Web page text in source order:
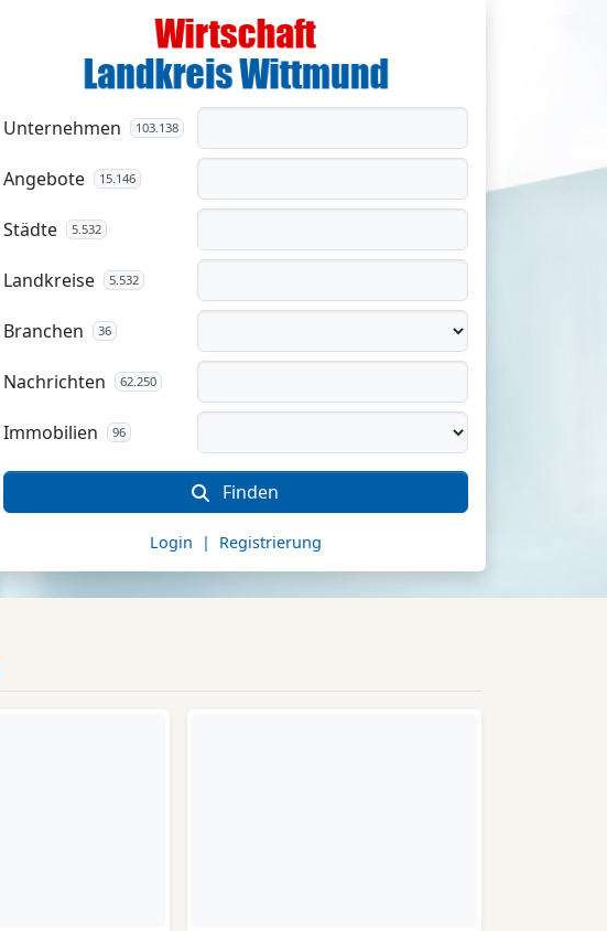
Unternehmen 103.138
Angebote 15.146
Städte 5.532
Landkreise 5.532
Branchen 36
Nachrichten 62.250
Immobilien 96
Finden
Login | Registrierung